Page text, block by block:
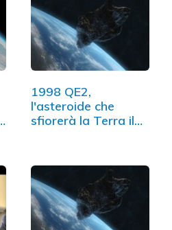
1998 QE2,
l'asteroide che
sfiorerà la Terra il